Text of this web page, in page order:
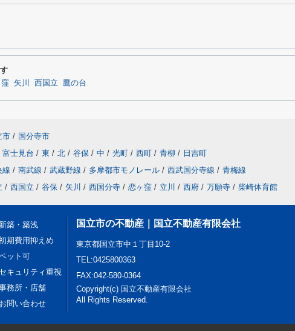
矢川 西国立 鷹の台
市 / 国分寺市
富士見台 / 東 / 北 / 谷保 / 中 / 光町 / 西町 / 青柳 / 日吉町
線 / 南武線 / 武蔵野線 / 多摩都市モノレール / 西武国分寺線 / 青梅線
/ 西国立 / 谷保 / 矢川 / 西国分寺 / 恋ヶ窪 / 立川 / 西府 / 万願寺 / 柴崎体育館
新築・築浅
期費用抑えめ
ット可
セキュリティ重視
務所・店舗
お問い合わせ
国立市の不動産｜国立不動産有限会社
東京都国立市中１丁目10-2
TEL:0425800363
FAX:042-580-0364
Copyright(c) 国立不動産有限会社
All Rights Reserved.